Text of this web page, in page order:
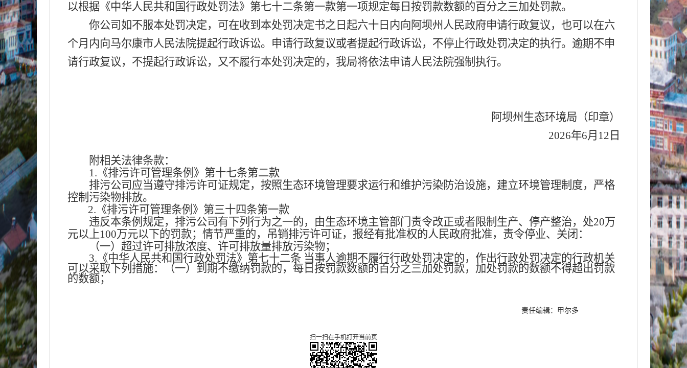
以根据《中华人民共和国行政处罚法》第七十二条第一款第一项规定每日按罚款数额的百分之三加处罚款。
你公司如不服本处罚决定，可在收到本处罚决定书之日起六十日内向 阿坝州 人民政府申请行政复议，也可以在六
个月内向马尔康市人民法院提起行政诉讼。申请行政复议或者提起行政诉讼，不停止行政处罚决定的执行。逾期不申
请行政复议，不提起行政诉讼，又不履行本处罚决定的，我局将依法申请人民法院强制执行。
阿坝州生态环境局 （印章）
2026年6月 12 日
附相关法律条款：
1.《排污许可管理条例》第十七条第二款
排污公司应当遵守排污许可证规定，按照生态环境管理要求运行和维护污染防治设施，建立环境管理制度，严格
控制污染物排放。
2.《排污许可管理条例》第三十四条第一款
违反本条例规定，排污公司有下列行为之一的，由生态环境主管部门责令改正或者限制生产、停产整治，处20万
元以上100万元以下的罚款；情节严重的，吊销排污许可证，报经有批准权的人民政府批准，责令停业、关闭：
（一）超过许可排放浓度、许可排放量排放污染物；
3. 《中华人民共和国行政处罚法》第七十二条 当事人逾期不履行行政处罚决定的，作出行政处罚决定的行政机关
可以采取下列措施：（一）到期不缴纳罚款的，每日按罚款数额的百分之三加处罚款，加处罚款的数额不得超出罚款
的数额；
责任编辑：甲尔多
扫一扫在手机打开当前页